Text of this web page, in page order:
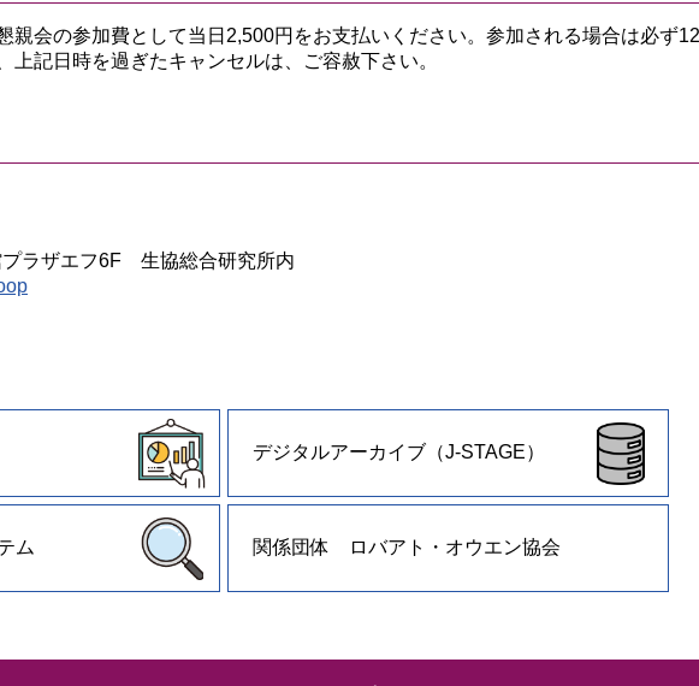
親会の参加費として当日2,500円をお支払いください。参加される場合は必ず
記日時を過ぎたキャンセルは、ご容赦下さい。
ラザエフ6F 生協総合研究所内
デジタルアーカイブ（J-STAGE）
ム 関係団体 ロバアト・オウエン協会